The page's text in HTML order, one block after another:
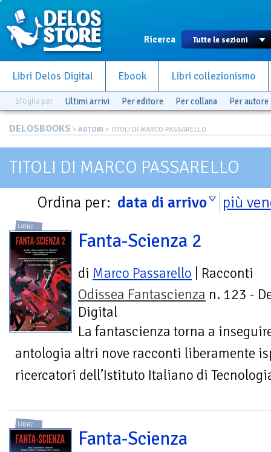
Ricerca
Libri Delos Digital Ebook Libri collezionismo
Sfoglia per Ultimi arrivi Per editore Per collana Per autore
DELOSBOOKS > AUTORI > TITOLI DI MARCO PASSARELLO
TITOLI DI MARCO PASSARELLO
Ordina per: data di arrivo più
LIBRI
Fanta-Scienza 2
di Marco Passarello | Racconti
Odissea Fantascienza n. 123 -
Digital
La fantascienza torna a
antologia altri nove racconti liberamente
ricercatori dell’Istituto Italiano di
LIBRI
Fanta-Scienza